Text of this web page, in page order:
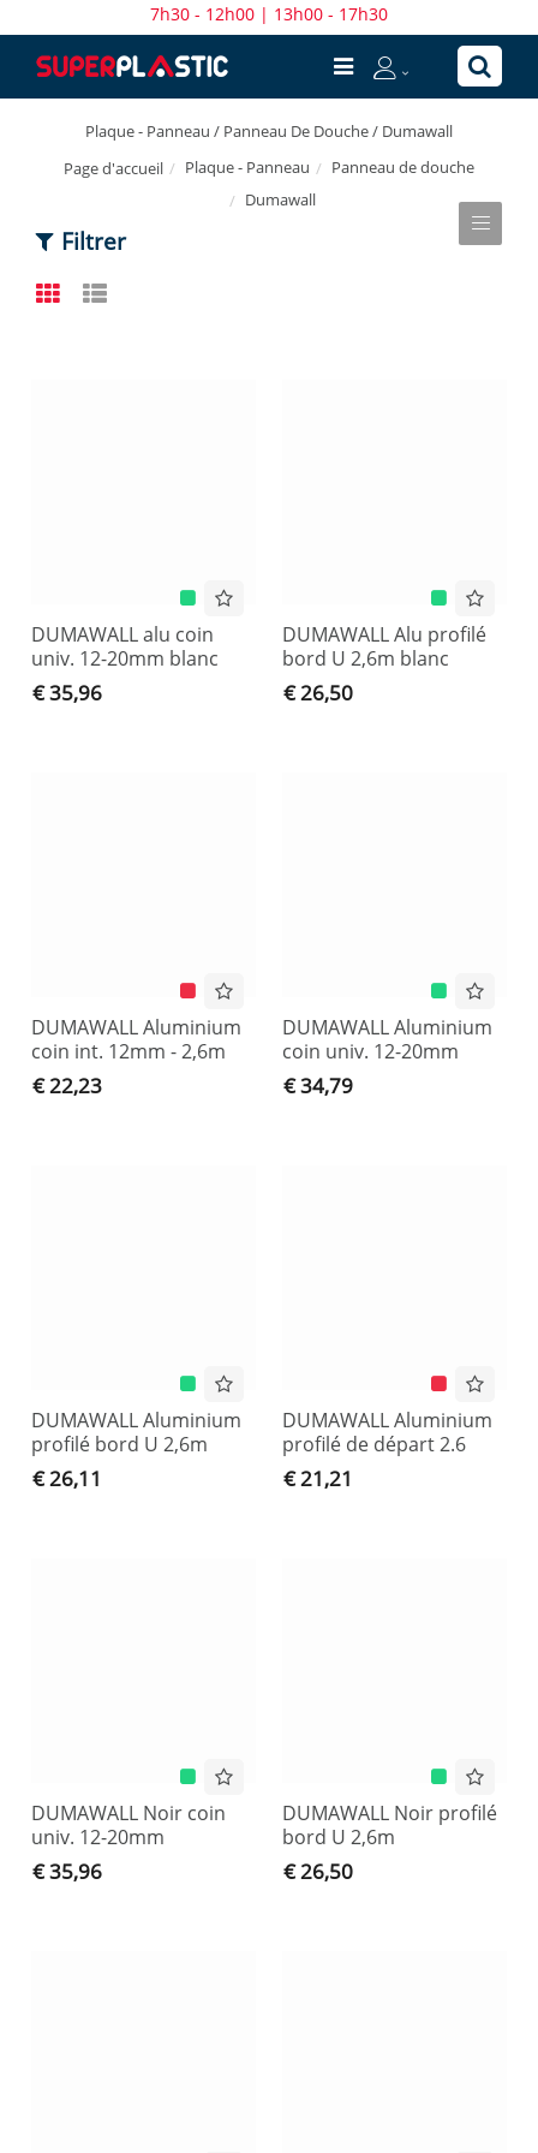
7h30 - 12h00 | 13h00 - 17h30
Plaque - Panneau / Panneau De Douche / Dumawall
Page d'accueil
Plaque - Panneau
Panneau de douche
Dumawall
Filtrer
DUMAWALL alu coin
univ. 12-20mm blanc
€ 35,96
DUMAWALL Alu profilé
bord U 2,6m blanc
€ 26,50
DUMAWALL Aluminium
coin int. 12mm - 2,6m
€ 22,23
DUMAWALL Aluminium
coin univ. 12-20mm
€ 34,79
DUMAWALL Aluminium
profilé bord U 2,6m
€ 26,11
DUMAWALL Aluminium
profilé de départ 2.6
€ 21,21
DUMAWALL Noir coin
univ. 12-20mm
€ 35,96
DUMAWALL Noir profilé
bord U 2,6m
€ 26,50